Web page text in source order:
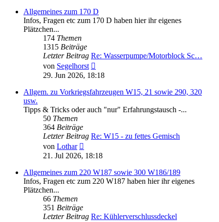
Allgemeines zum 170 D
Infos, Fragen etc zum 170 D haben hier ihr eigenes
Plätzchen...
174 Themen
1315 Beiträge
Letzter Beitrag Re: Wasserpumpe/Motorblock Sc…
von Segelhorst
Beitrag
29. Jun 2026, 18:18
Allgem. zu Vorkriegsfahrzeugen W15, 21 sowie 290, 320
usw.
Tipps & Tricks oder auch "nur" Erfahrungstausch -...
50 Themen
364 Beiträge
Letzter Beitrag Re: W15 - zu fettes Gemisch
von Lothar
Beitrag
21. Jul 2026, 18:18
Allgemeines zum 220 W187 sowie 300 W186/189
Infos, Fragen etc zum 220 W187 haben hier ihr eigenes
Plätzchen...
66 Themen
351 Beiträge
Letzter Beitrag Re: Kühlerverschlussdeckel